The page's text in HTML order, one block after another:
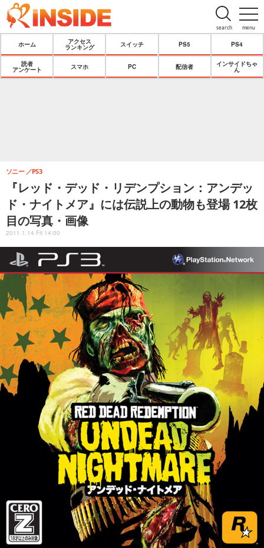
menu
search
ホーム
アクセス
ランキング
スイッチ PS5 PS4
読者
アンケート
スマホ PC 配信者
インサイドちゃ
ん
『レッド・デッド・リデンプション：アンデッ
ド・ナイトメア』には伝説上の動物も登場 12枚
目の写真・画像
ソニー PS3
2011.1.14 Fri 14:00